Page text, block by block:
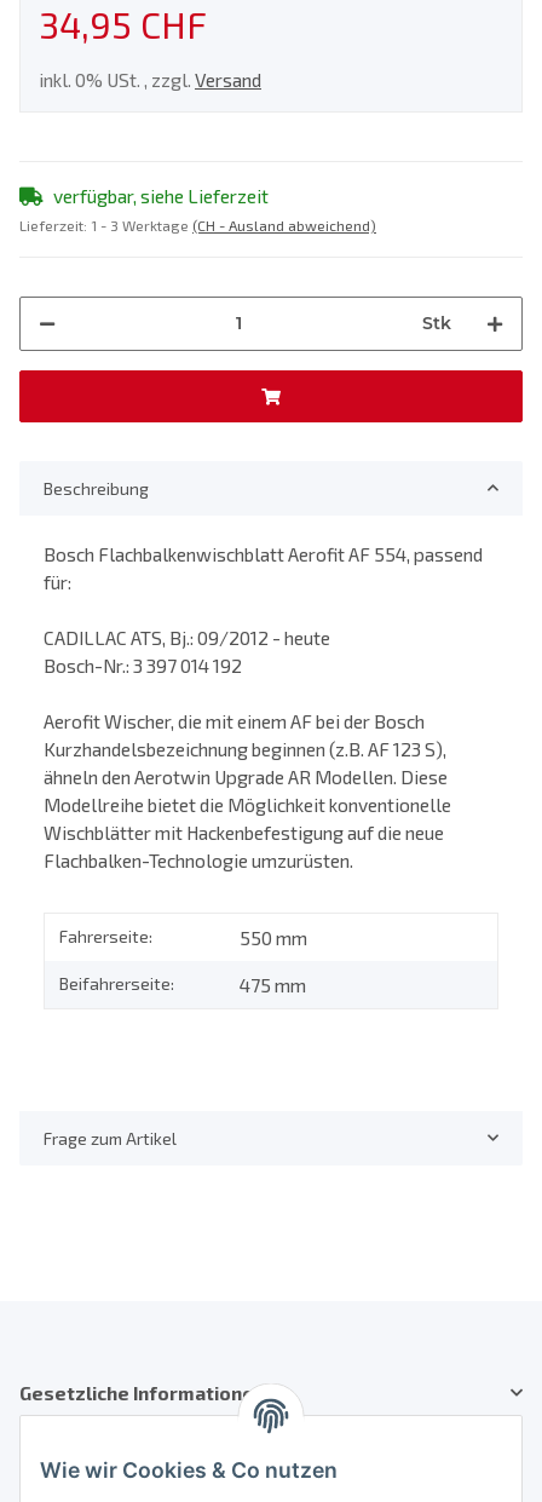
34,95 CHF
inkl. 0% USt. , zzgl. Versand
verfügbar, siehe Lieferzeit
Lieferzeit: 1 - 3 Werktage (CH - Ausland abweichend)
Stk
Beschreibung
Bosch Flachbalkenwischblatt Aerofit AF 554, passend
für:
CADILLAC ATS, Bj.: 09/2012 - heute
Bosch-Nr.: 3 397 014 192
Aerofit Wischer, die mit einem AF bei der Bosch
Kurzhandelsbezeichnung beginnen (z.B. AF 123 S),
ähneln den Aerotwin Upgrade AR Modellen. Diese
Modellreihe bietet die Möglichkeit konventionelle
Wischblätter mit Hackenbefestigung auf die neue
Flachbalken-Technologie umzurüsten.
Fahrerseite: 550 mm
Beifahrerseite: 475 mm
Frage zum Artikel
Gesetzliche Informationen
Wie wir Cookies & Co nutzen